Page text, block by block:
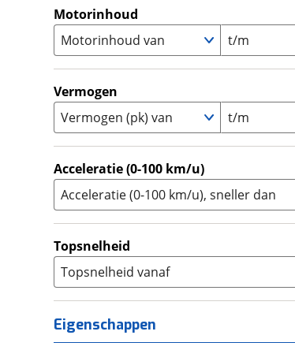
Supersport
Tourer (5)
Touring Enduro
Trike (0)
Zijspan 0)
A1 (0)
(
Motorinhoud
Motorinhoud van
t/m
Vermogen
Vermogen (pk) van
t/m
Acceleratie (0-100 km/u)
Acceleratie (0-100 km/u), sneller dan
Topsnelheid
Topsnelheid vanaf
Eigenschappen